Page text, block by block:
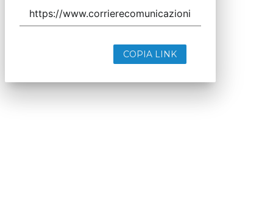
COPIA LINK